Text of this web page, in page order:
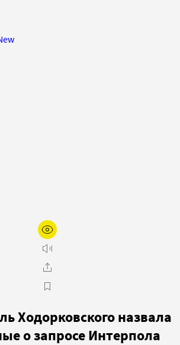
Ходорковского назвала
о запросе Интерпола